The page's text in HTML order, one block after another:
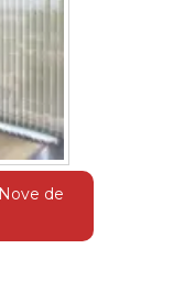
de